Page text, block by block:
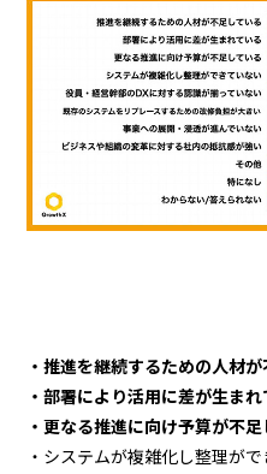
・推進を継続するための人材
・部署により活用に差が生ま
・更なる推進に向け予算が不
・システムが複雑化し整理が